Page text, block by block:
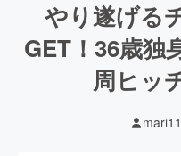
やり遂げる
GET！36歳独
周ヒッ
mari11